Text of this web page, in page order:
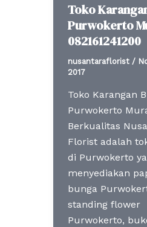
Toko
Purwokerto
082161241200
nusantaraflorist /
2017
Toko Karangan
Purwokerto
Berkualitas
Florist adalah
di Purwokerto
menyediakan
bunga
standing flower
Purwokerto,